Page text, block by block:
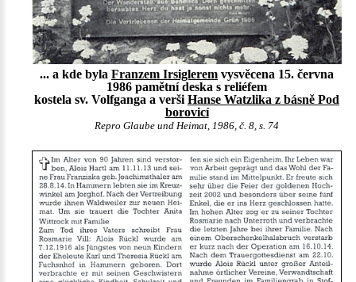
... a kde byla Franzem Irsiglerem vysvěcena 15. června
1986 pamětní deska s reliéfem
kostela sv. Volfganga a verši Hanse Watzlika z básně Pod
borovicí
Repro Glaube und Heimat, 1986, č. 8, s. 74